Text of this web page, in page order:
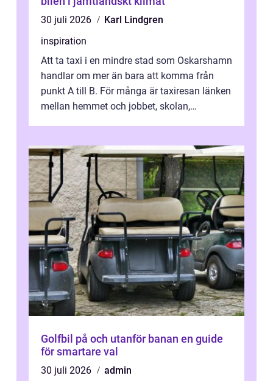
30 juli 2026
Karl Lindgren
inspiration
Att ta taxi i en mindre stad som Oskarshamn
handlar om mer än bara att komma från
punkt A till B. För många är taxiresan länken
mellan hemmet och jobbet, skolan,
Golfbil på och utanför banan en guide
för smartare val
30 juli 2026
admin